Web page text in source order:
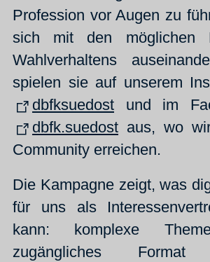
Profession vor Augen zu
sich mit den möglichen
Wahlverhaltens
spielen sie auf unserem
dbfksuedost und im
dbfk.suedost aus, wo
Community erreichen.
Die Kampagne zeigt, was
für uns als
kann: komplexe
zugängliches Format